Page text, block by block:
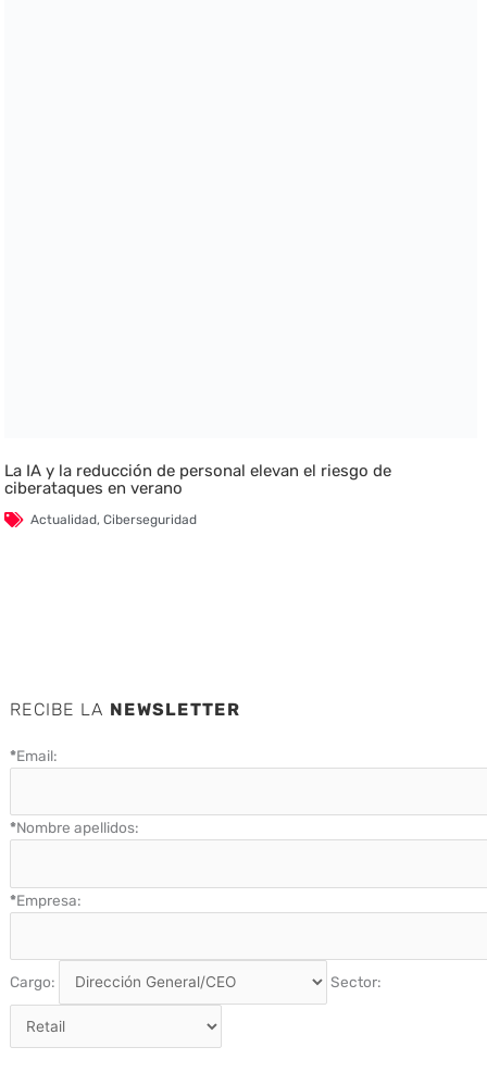
La IA y la reducción de personal elevan el riesgo de
ciberataques en verano
Actualidad,Ciberseguridad
RECIBE LA NEWSLETTER
*Email:
*Nombre apellidos:
*Empresa:
Cargo: Sector: